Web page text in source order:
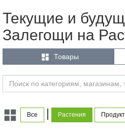
Текущие и
Залегощи на
 Товары
Все Растения